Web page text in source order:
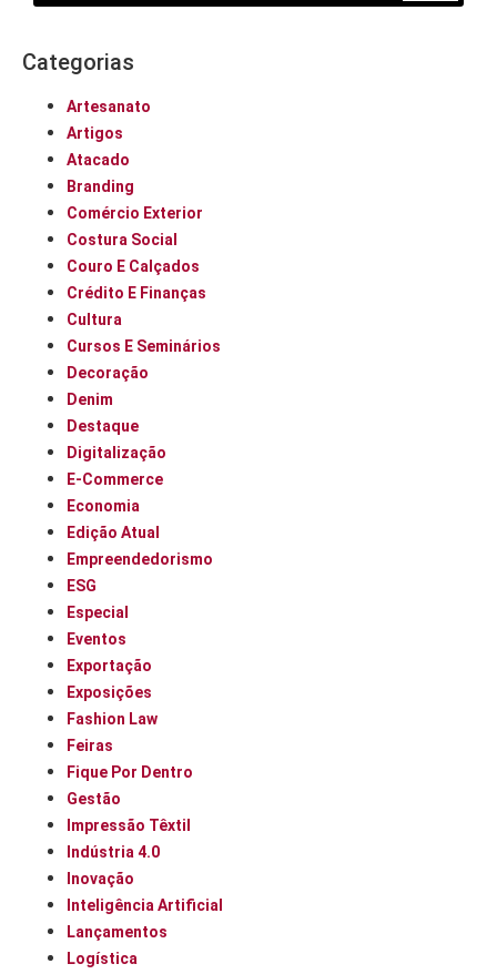
Categorias
Artesanato
Artigos
Atacado
Branding
Comércio Exterior
Costura Social
Couro E Calçados
Crédito E Finanças
Cultura
Cursos E Seminários
Decoração
Denim
Destaque
Digitalização
E-Commerce
Economia
Edição Atual
Empreendedorismo
ESG
Especial
Eventos
Exportação
Exposições
Fashion Law
Feiras
Fique Por Dentro
Gestão
Impressão Têxtil
Indústria 4.0
Inovação
Inteligência Artificial
Lançamentos
Logística